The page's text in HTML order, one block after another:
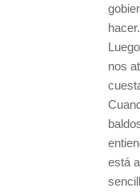
hacer.
nos
está